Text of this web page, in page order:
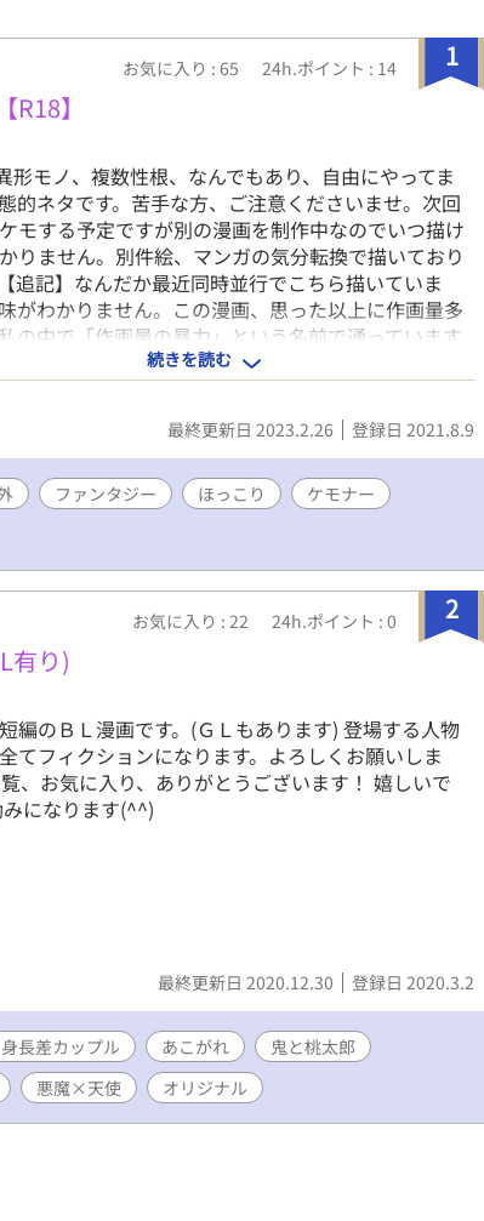
1
お気に入り : 65 24h.ポイント : 14
】
形モノ、複数性根、なんでもあり、自由にやってま
的ネタです。苦手な方、ご注意くださいませ。次回
モする予定ですが別の漫画を制作中なのでいつ描け
りません。別件絵、マンガの気分転換で描いており
追記】なんだか最近同時並行でこちら描いていま
がわかりません。この漫画、思った以上に作画量多
の中で「作画量の暴力」という名前で通っています
くお願いいたします。続きを読む
最終更新日 2023.2.26 登録日 2021.8.9
ファンタジー ほっこり
ケモナー
2
お気に入り : 22 24h.ポイント : 0
有り)
編のＢＬ漫画です。(ＧＬもあります) 登場する人物
てフィクションになります。よろしくお願いしま
、お気に入り、ありがとうございます！ 嬉しいで
になります(^^)
最終更新日 2020.12.30 登録日 2020.3.2
身長差カップル あこがれ
鬼と桃太郎
悪魔×天使 オリジナル